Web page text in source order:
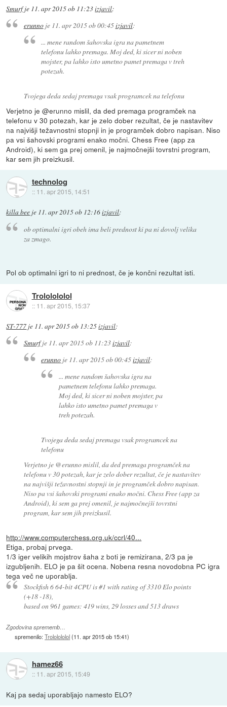
Smurfje 11. apr 2015 ob 11:23izjavil:
erunnoje 11. apr 2015 ob 00:45izjavil:
... mene random šahovska igra na pametnem
telefonu lahko premaga. Moj ded, ki sicer ni noben
mojster, pa lahko isto umetno pamet premaga v treh
potezah.
Tvojega deda sedaj premaga vsak programcek na telefonu
Verjetno je @erunno mislil, da ded premaga programček na
telefonu v 30 potezah, kar je zelo dober rezultat, če je nastavitev
na najvišji težavnostni stopnji in je programček dobro napisan. Niso
pa vsi šahovski programi enako močni. Chess Free (app za
Android), ki sem ga prej omenil, je najmočnejši tovrstni program,
kar sem jih preizkusil.
technolog
:: 11. apr 2015, 14:51
killa bee je 11. apr 2015 ob 12:16izjavil:
ob optimalni igri obeh ima beli prednost ki pa ni dovolj velika
za zmago.
Pol ob optimalni igri to ni prednost, če je končni rezultat isti.
Trololololol
:: 11. apr 2015, 15:37
ST-777 je 11. apr 2015 ob 13:25izjavil:
Smurfje 11. apr 2015 ob 11:23izjavil:
erunno je 11. apr 2015 ob 00:45izjavil:
... mene random šahovska igra na
pametnem telefonu lahko premaga.
Moj ded, ki sicer ni noben mojster, pa
lahko isto umetno pamet premaga v
treh potezah.
Tvojega deda sedaj premaga vsak programcek na
telefonu
Verjetno je @erunno mislil, da ded premaga programček na
telefonu v 30 potezah, kar je zelo dober rezultat, če je nastavitev
na najvišji težavnostni stopnji in je programček dobro napisan.
Niso pa vsi šahovski programi enako močni. Chess Free (app za
Android), ki sem ga prej omenil, je najmočnejši tovrstni
program, kar sem jih preizkusil.
http://www.computerchess.org.uk/ccrl/40...
Etiga, probaj prvega.
1/3 iger velikih mojstrov šaha z boti je remizirana, 2/3 pa je
izgubljenih. ELO je pa šit ocena. Nobena resna novodobna PC igra
tega več ne uporablja.
Stockfish 6 64-bit 4CPU is #1 with rating of 3310 Elo points
(+18 -18),
based on 961 games: 419 wins, 29 losses and 513 draws
Zgodovina sprememb…
spremenilo:Trololololol(11. apr 2015 ob 15:41)
hamez66
:: 11. apr 2015, 15:49
Kaj pa sedaj uporabljajo namesto ELO?